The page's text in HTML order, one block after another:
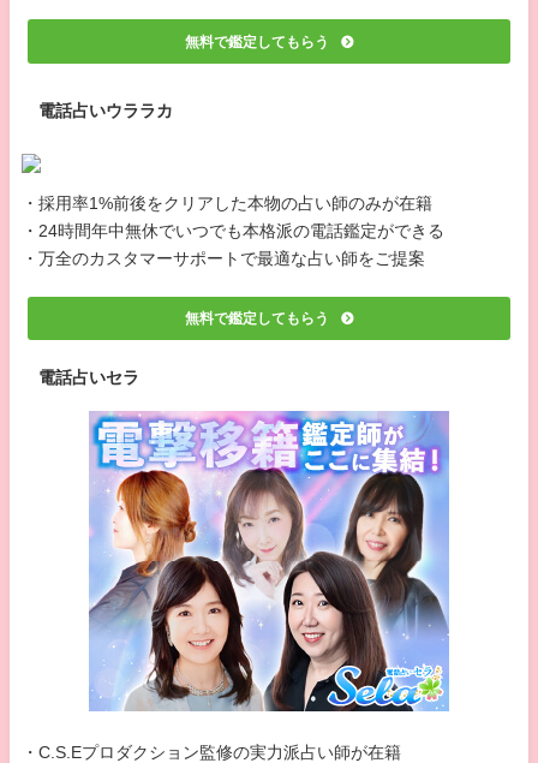
無料で鑑定してもらう
電話占いウララカ
・採用率1%前後をクリアした本物の占い師のみが在籍
・24時間年中無休でいつでも本格派の電話鑑定ができる
・万全のカスタマーサポートで最適な占い師をご提案
無料で鑑定してもらう
電話占いセラ
・C.S.Eプロダクション監修の実力派占い師が在籍